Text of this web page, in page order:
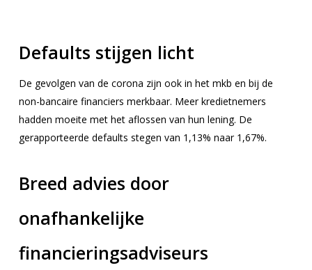
Defaults stijgen licht
De gevolgen van de corona zijn ook in het mkb en bij de
non-bancaire financiers merkbaar. Meer kredietnemers
hadden moeite met het aflossen van hun lening. De
gerapporteerde defaults stegen van 1,13% naar 1,67%.
Breed advies door
onafhankelijke
financieringsadviseurs